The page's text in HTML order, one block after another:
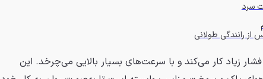
سرد
رانندگی طولانی
فشار زیاد کار می‌کند و با سرعت‌های بسیار بالایی می‌چرخد. این